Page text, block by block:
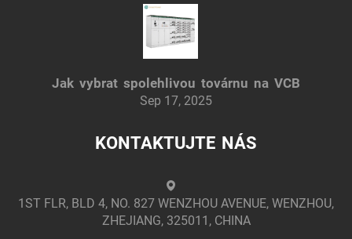
Jak vybrat spolehlivou továrnu na VCB
Sep 17, 2025
KONTAKTUJTE NÁS
1ST FLR, BLD 4, NO. 827 WENZHOU AVENUE, WENZHOU,
ZHEJIANG, 325011, CHINA